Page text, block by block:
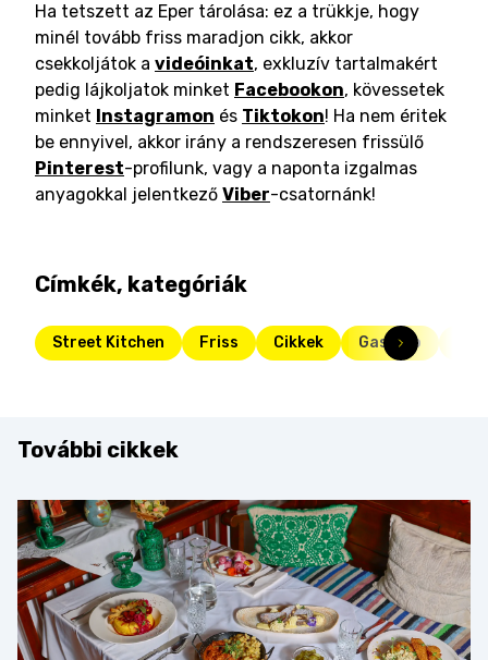
Ha tetszett az Eper tárolása: ez a trükkje, hogy
minél tovább friss maradjon cikk, akkor
csekkoljátok a videóinkat, exkluzív tartalmakért
pedig lájkoljatok minket Facebookon, kövessetek
minket Instagramon és Tiktokon! Ha nem éritek
be ennyivel, akkor irány a rendszeresen frissülő
Pinterest-profilunk, vagy a naponta izgalmas
anyagokkal jelentkező Viber-csatornánk!
Címkék, kategóriák
Street Kitchen Friss Cikkek Gasztro
További cikkek